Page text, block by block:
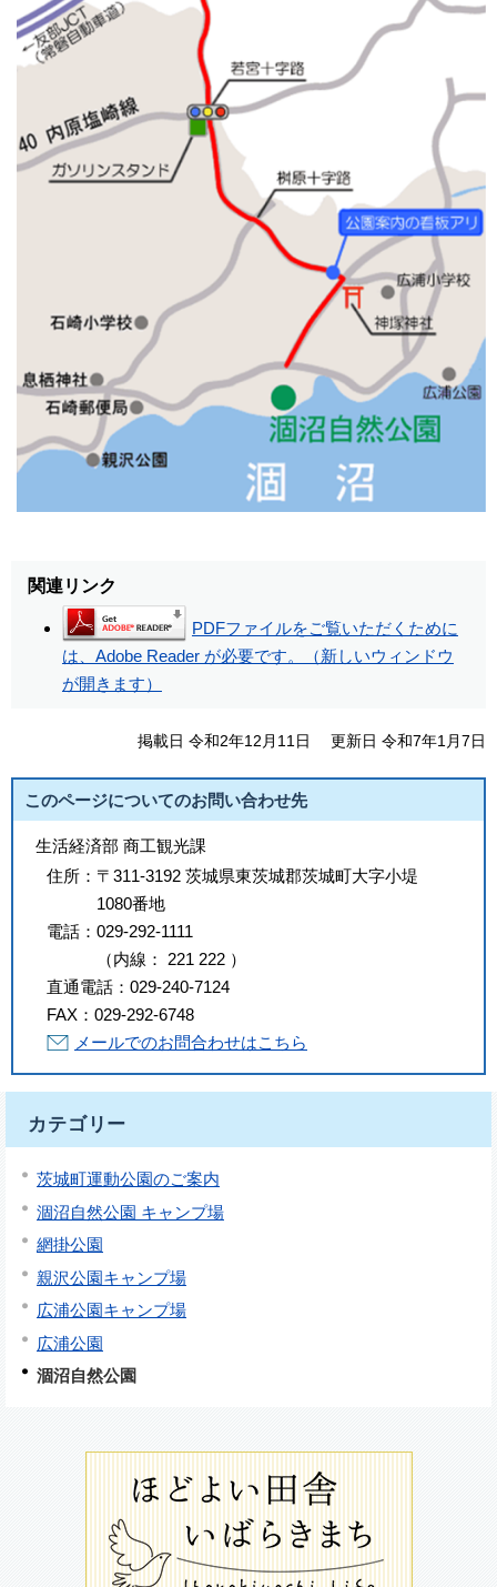
関連リンク
PDFファイルをご覧いただくために
は、Adobe Reader が必要です。（新しいウィンドウ
が開きます）
掲載日 令和2年12月11日 更新日 令和7年1月7日
このページについてのお問い合わせ先
生活経済部 商工観光課
住所： 〒311-3192 茨城県東茨城郡茨城町大字小堤
1080番地
電話： 029-292-1111
（内線 ： 221 222 ）
直通電話： 029-240-7124
FAX： 029-292-6748
メールでのお問合わせはこちら
カテゴリー
茨城町運動公園のご案内
涸沼自然公園 キャンプ場
網掛公園
親沢公園キャンプ場
広浦公園キャンプ場
広浦公園
涸沼自然公園